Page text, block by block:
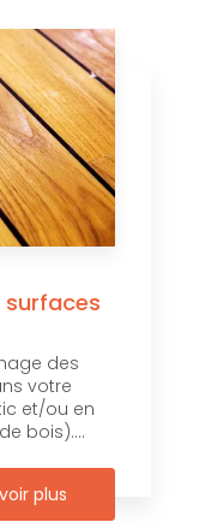
des
votre
et/ou en
bois)....
plus